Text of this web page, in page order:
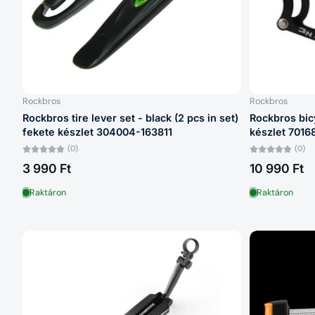
Rockbros
Rockbros tire lever set - black (2 pcs in set)
fekete készlet 304004-163811
(0)
3 990 Ft
Raktáron
Rockbros
Rockbros
készlet
(0)
10 990 Ft
Raktáron